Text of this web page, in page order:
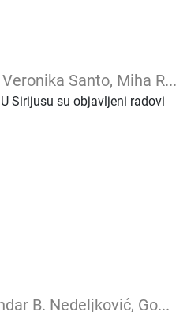
Santo, Miha R...
Sirijusu su objavljeni radovi
B. Nedeljković, Go...